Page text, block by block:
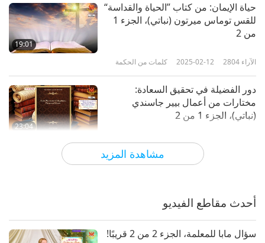
مشاهدة المزيد
19:01
حياة الإيمان: من كتاب ”الحياة والقداسة“
للقس توماس ميرتون (نباتي)، الجزء 1
من 2
كلمات من الحكمة 2025-02-12 2804 الآراء
23:04
دور الفضيلة في تحقيق السعادة:
مختارات من أعمال بيير جاسندي
(نباتي)، الجزء 1 من 2
كلمات من الحكمة 2025-02-10
الجزء 1 من 2
أحدث مقاطع الفيديو
سؤال مابا للمعلمة، الجزء 2 من 2 قريبًا!